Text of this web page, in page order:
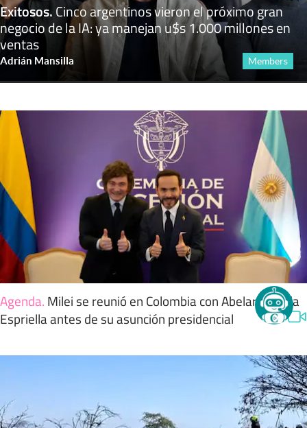
Exitosos.Cinco argentinos vieron el próximo gran
negocio de la IA: ya manejan u$s 1.000 millones en
ventas
Adrián Mansilla Members
Agenda. Milei se reunió en Colombia con Abelardo de la
Espriella antes de su asunción presidencial